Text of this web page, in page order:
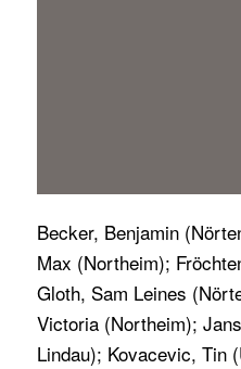
Becker, Benjamin
Max (Northeim);
Gloth, Sam Leines
Victoria (Northeim);
Lindau); Kovacevic, Tin